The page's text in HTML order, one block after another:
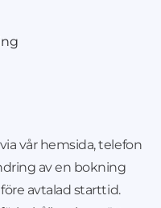
vår hemsida, telefon
av en bokning
avtalad starttid.